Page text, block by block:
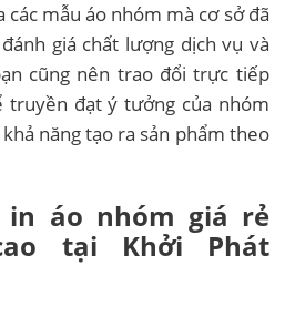
mẫu áo nhóm mà cơ sở đã
giá chất lượng dịch vụ và
cũng nên trao đổi trực tiếp
đạt ý tưởng của nhóm
năng tạo ra sản phẩm theo
áo nhóm giá rẻ
tại Khởi Phát